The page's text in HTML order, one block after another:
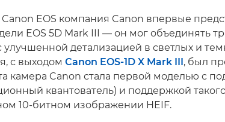
EOS компания Canon впервые
EOS 5D Mark III — он мог объединять
улучшенной детализацией в светлых и
с выходом Canon EOS-1D X Mark III, был
камера Canon стала первой моделью с
квантователь) и поддержкой
10-битном изображении HEIF.